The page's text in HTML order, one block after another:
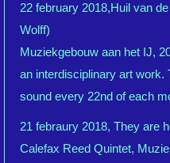
22 february 2018,Huil van
Wolff)
Muziekgebouw aan het IJ,
an interdisciplinary art work.
sound every 22nd of each
21 febraury 2018, They are
Calefax Reed Quintet,